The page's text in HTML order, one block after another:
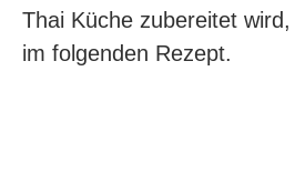
Thai Küche zubereitet
im folgenden Rezept.